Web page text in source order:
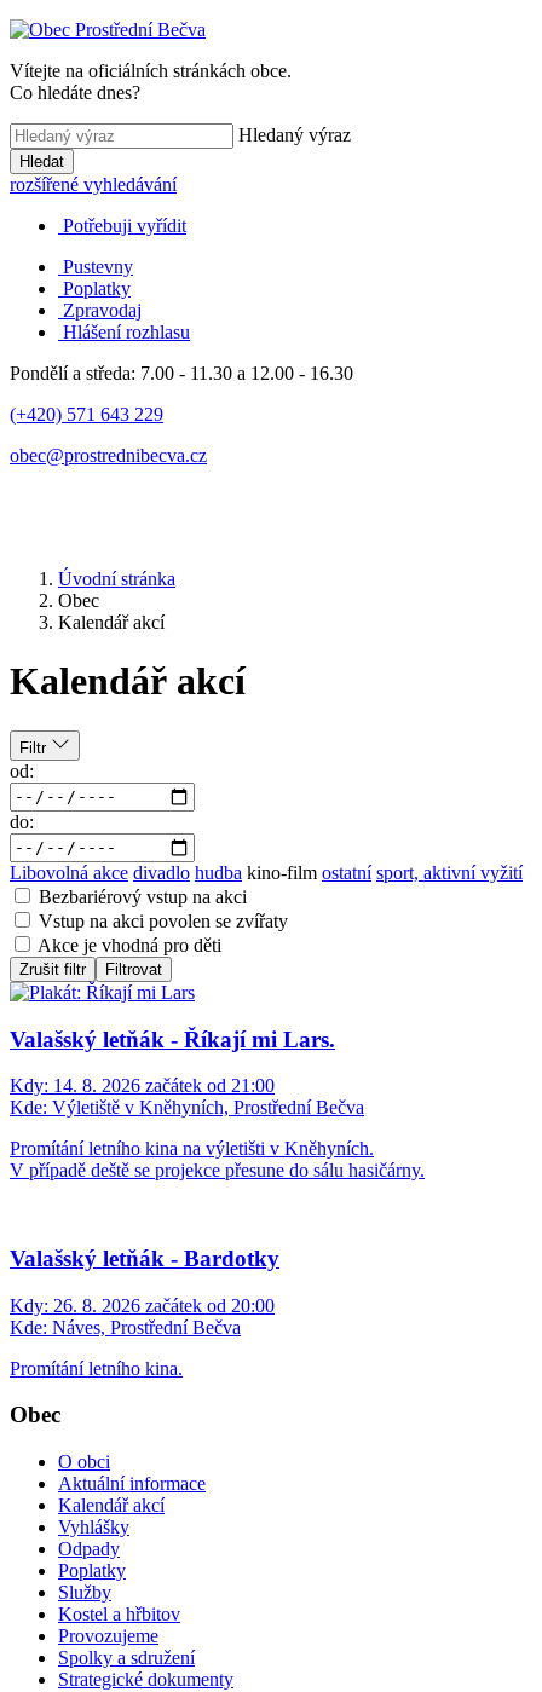
Vítejte na oficiálních stránkách obce.
Co hledáte dnes?
Hledaný výraz
Hledat
rozšířené vyhledávání
Potřebuji vyřídit
Pustevny
Poplatky
Zpravodaj
Hlášení rozhlasu
Pondělí a středa: 7.00 - 11.30 a 12.00 - 16.30
(+420) 571 643 229
obec@prostrednibecva.cz
Úvodní stránka
Obec
Kalendář akcí
Kalendář akcí
Filtr
od:
do:
Libovolná akce divadlo hudba kino-film ostatní sport, aktivní vyžití
Bezbariérový vstup na akci
Vstup na akci povolen se zvířaty
Akce je vhodná pro děti
Zrušit filtr Filtrovat
Valašský letňák - Říkají mi Lars.
Kdy: 14. 8. 2026 začátek od 21:00
Kde: Výletiště v Kněhyních, Prostřední Bečva
Promítání letního kina na výletišti v Kněhyních.
V případě deště se projekce přesune do sálu hasičárny.
Valašský letňák - Bardotky
Kdy: 26. 8. 2026 začátek od 20:00
Kde: Náves, Prostřední Bečva
Promítání letního kina.
Obec
O obci
Aktuální informace
Kalendář akcí
Vyhlášky
Odpady
Poplatky
Služby
Kostel a hřbitov
Provozujeme
Spolky a sdružení
Strategické dokumenty